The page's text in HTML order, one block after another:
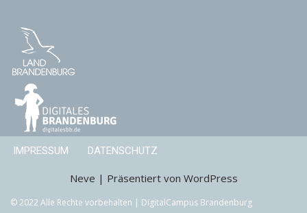
IMPRESSUM DATENSCHUTZ
Neve | Präsentiert von WordPress
© 2022 Alle Rechte vorbehalten | DigitalCampus Brandenburg